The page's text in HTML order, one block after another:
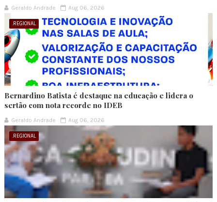
Geraldo Andrade Aug 06, 2026
.REGIONAL
Bernardino Batista é destaque na educação e lidera o
sertão com nota recorde no IDEB
Geraldo Andrade Aug 06, 2026
.REGIONAL